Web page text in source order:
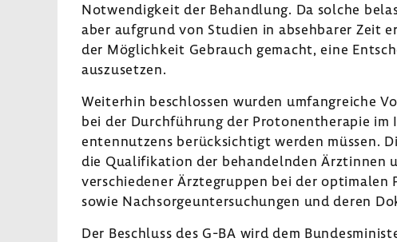
Notwen­dig­keit der Behand­lung. Da solche
aber aufgrund von Studien in abseh­barer Zeit
der Möglich­keit Gebrauch gemacht, eine
auszu­setzen.
Weiterhin beschlossen wurden umfang­reiche
bei der Durch­füh­rung der Proto­nen­the­rapie
en­ten­nut­zens berück­sich­tigt werden müssen.
die Quali­fi­ka­tion der behan­delnden Ärztinnen
verschie­dener Ärzte­gruppen bei der opti­malen
sowie Nach­sor­ge­un­ter­su­chungen und deren
Der Beschluss des G-BA wird dem